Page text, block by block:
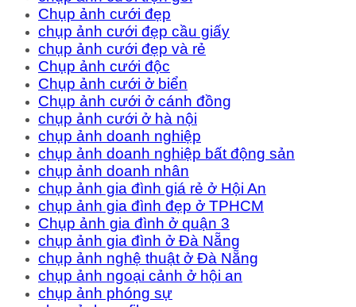
Chụp ảnh cưới đẹp
chụp ảnh cưới đẹp cầu giấy
chụp ảnh cưới đẹp và rẻ
Chụp ảnh cưới độc
Chụp ảnh cưới ở biển
Chụp ảnh cưới ở cánh đồng
chụp ảnh cưới ở hà nội
chụp ảnh doanh nghiệp
chụp ảnh doanh nghiệp bất động sản
chụp ảnh doanh nhân
chụp ảnh gia đình giá rẻ ở Hội An
chụp ảnh gia đình đẹp ở TPHCM
Chụp ảnh gia đình ở quận 3
chụp ảnh gia đình ở Đà Nẵng
chụp ảnh nghệ thuật ở Đà Nẵng
chụp ảnh ngoại cảnh ở hội an
chụp ảnh phóng sự